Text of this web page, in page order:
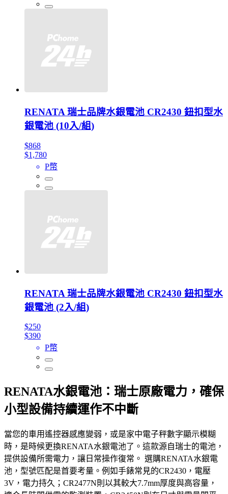
RENATA 瑞士品牌水銀電池 CR2430 鈕扣型水
銀電池 (10入/組)
$868
$1,780
P幣
RENATA 瑞士品牌水銀電池 CR2430 鈕扣型水
銀電池 (2入/組)
$250
$390
P幣
RENATA水銀電池：瑞士原廠電力，確保
小型設備持續運作不中斷
當您的車用遙控器感應變弱，或是家中電子秤數字顯示模糊
時，是時候更換RENATA水銀電池了。這款源自瑞士的電池，
提供設備所需電力，讓日常操作復常。 選購RENATA水銀電
池，型號匹配是首要考量。例如手錶常見的CR2430，電壓
3V，電力持久；CR2477N則以其較大7.7mm厚度與高容量，